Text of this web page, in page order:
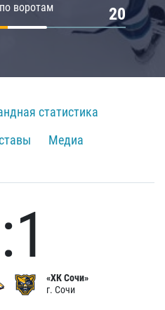
воротам 20
статистика
Медиа
«ХК Сочи»
г. Сочи